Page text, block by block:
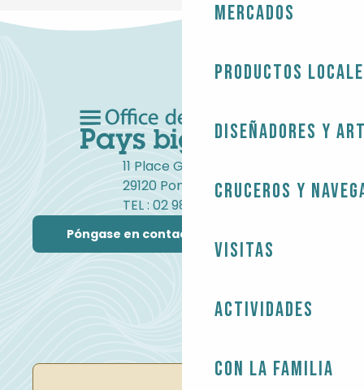
Mercados
Productos
Diseñadores y
Cruceros y
Visitas
Actividades
Con la familia
11 Place Gambetta
29120 Pont-l'Abbé
TEL : 02 98 82 37 99
Póngase en contacto con nosotros